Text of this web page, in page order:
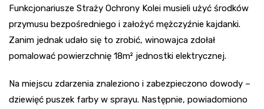
Funkcjonariusze Straży Ochrony Kolei musieli użyć środków
przymusu bezpośredniego i założyć mężczyźnie kajdanki.
Zanim jednak udało się to zrobić, winowajca zdołał
pomalować powierzchnię 18m² jednostki elektrycznej.
Na miejscu zdarzenia znaleziono i zabezpieczono dowody –
dziewięć puszek farby w sprayu. Następnie, powiadomiono